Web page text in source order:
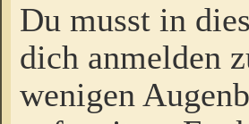
Du musst in
dich anmelden
wenigen